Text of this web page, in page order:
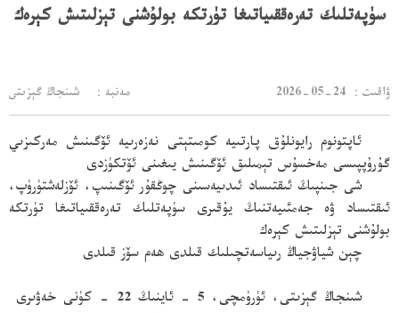
سۈپەتلىك تەرەققىياتىغا تۈرتكە بولۇشنى تېزلىتىش كېرەك
2026-05-24 ：ۋاقىت مەنبە： شىنجاڭ گېزىتى
ئاپتونوم رايونلۇق پارتىيە كومىتېتى نەزەرىيە ئۆگىنىش مەركىزىي
گۇرۇپپىسى مەخسۇس تېمىلىق ئۆگىنىش يىغىنى ئۆتكۈزدى
شى جىنپىڭ ئىقتىساد ئىدىيەسىنى چوڭقۇر ئۆگىنىپ، ئۆزلەشتۈرۈپ،
ئىقتىساد ۋە جەمئىيەتنىڭ يۇقىرى سۈپەتلىك تەرەققىياتىغا تۈرتكە
بولۇشنى تېزلىتىش كېرەك
چېن شياۋجياڭ رىياسەتچىلىك قىلدى ھەم سۆز قىلدى
شىنجاڭ گېزىتى، ئۈرۈمچى، 5 - ئاينىڭ 22 - كۈنى خەۋىرى